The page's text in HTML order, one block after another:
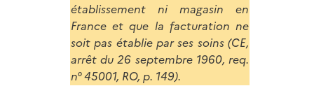
établissement ni magasin en
France et que la facturation ne
soit pas établie par ses soins (CE,
arrêt du 26 septembre 1960, req.
n° 45001, RO, p. 149).